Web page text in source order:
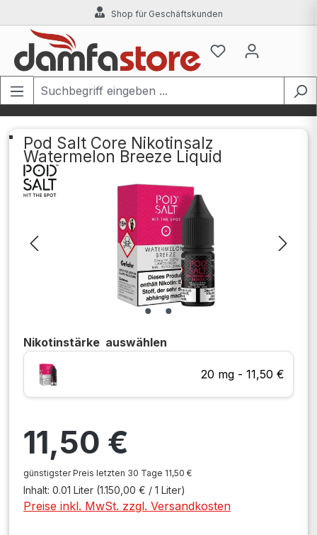
Zum Hauptinhalt springenShop für Geschäftskunden
Pod Salt Core Nikotinsalz
Watermelon Breeze Liquid
Bildergalerie überspringen
Nikotinstärke auswählen
20 mg - 11,50 €
11,50 €
günstigster Preis letzten 30 Tage 11,50 €
Inhalt: 0.01 Liter (1.150,00 € / 1 Liter)
Preise inkl. MwSt. zzgl. Versandkosten